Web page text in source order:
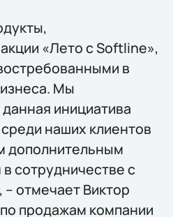
«Лето c Softline»,
в
Мы
инициатива
наших клиентов
дополнительным
сотрудничестве с
отмечает Виктор
продажам компании